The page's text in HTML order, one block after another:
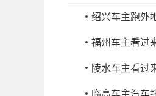
绍兴车主跑外
福州车主看过
陵水车主看过